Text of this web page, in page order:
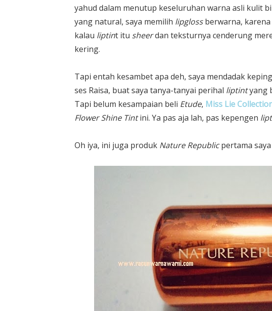
yahud dalam menutup keseluruhan warna asli kulit
yang natural, saya memilih lipglossberwarna, karena
kalau liptint itu sheerdan teksturnya cenderung
kering.
Tapi entah kesambet apa deh, saya mendadak
ses Raisa, buat saya tanya-tanyai perihal liptintyang
Tapi belum kesampaian beli Etude, Miss Lie
Flower Shine Tintini. Ya pas aja lah, pas kepengen
Oh iya, ini juga produk Nature Republicpertama saya